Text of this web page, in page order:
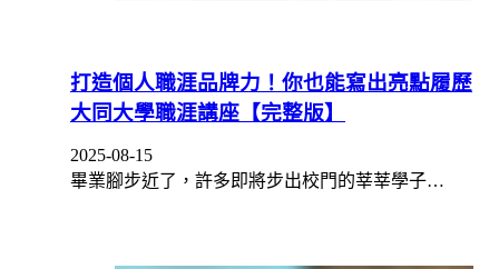
打造個人職涯品牌力！你也能寫出亮點履歷
大同大學職涯講座【完整版】
2025-08-15
畢業腳步近了，許多即將步出校門的莘莘學子…